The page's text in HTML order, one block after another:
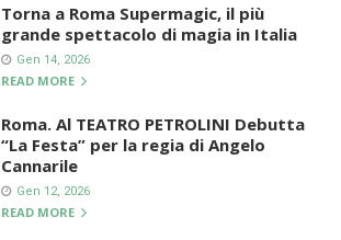
Torna a Roma Supermagic, il più
grande spettacolo di magia in Italia
Gen 14, 2026
READ MORE
Roma. Al TEATRO PETROLINI Debutta
“La Festa” per la regia di Angelo
Cannarile
Gen 12, 2026
READ MORE